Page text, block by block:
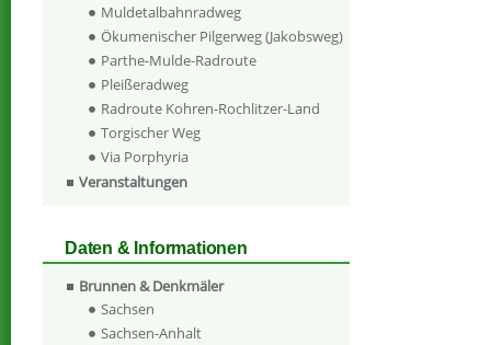
Muldetalbahnradweg
Ökumenischer Pilgerweg (Jakobsweg)
Parthe-Mulde-Radroute
Pleißeradweg
Radroute Kohren-Rochlitzer-Land
Torgischer Weg
Via Porphyria
Veranstaltungen
Daten & Informationen
Brunnen & Denkmäler
Sachsen
Sachsen-Anhalt